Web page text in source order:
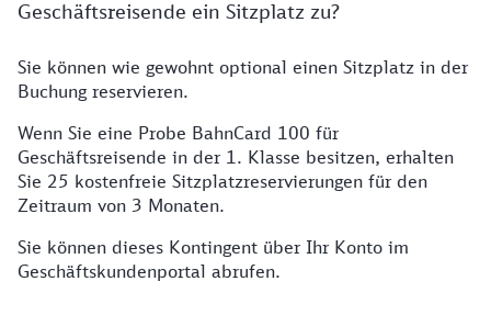
Geschäftsreisende ein Sitzplatz zu?
Sie können wie gewohnt optional einen Sitzplatz in der
Buchung reservieren.
Wenn Sie eine Probe BahnCard 100 für
Geschäftsreisende in der 1. Klasse besitzen, erhalten
Sie 25 kostenfreie Sitzplatzreservierungen für den
Zeitraum von 3 Monaten.
Sie können dieses Kontingent über Ihr Konto im
Geschäftskundenportal abrufen.